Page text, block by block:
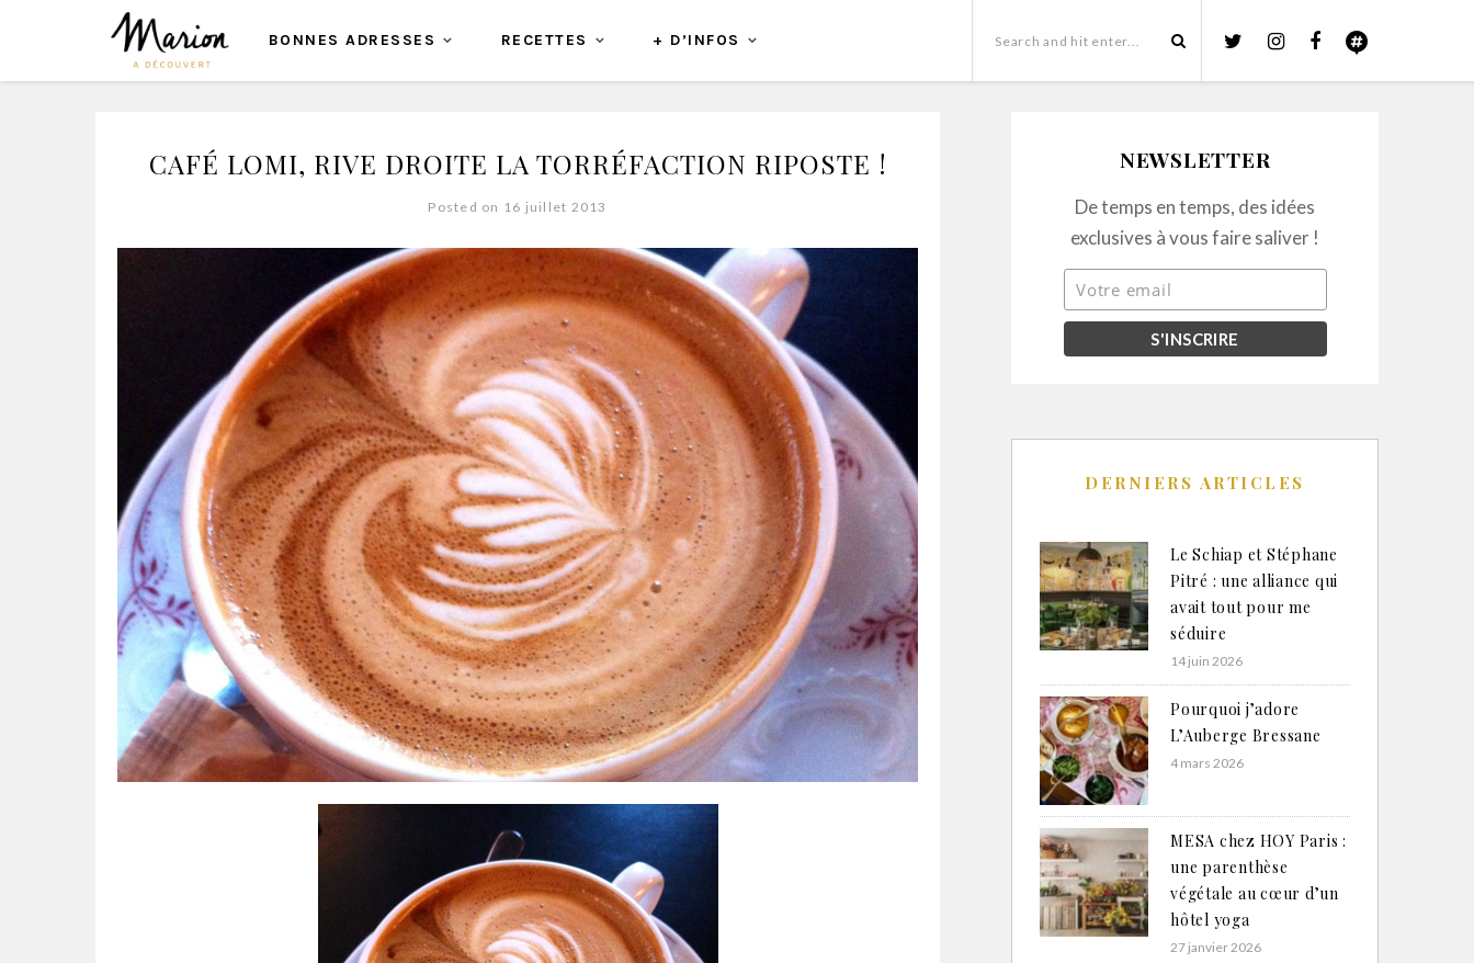
BONNES ADRESSES RECETTES + D’INFOS
CAFÉ LOMI, RIVE DROITE LA TORRÉFACTION RIPOSTE !
Posted on 16 juillet 2013
NEWSLETTER
De temps en temps, des idées
exclusives à vous faire saliver !
DERNIERS ARTICLES
Le Schiap et Stéphane
Pitré : une alliance qui
avait tout pour me
séduire
14 juin 2026
Pourquoi j’adore
L’Auberge Bressane
4 mars 2026
MESA chez HOY Paris :
une parenthèse
végétale au cœur d’un
hôtel yoga
27 janvier 2026